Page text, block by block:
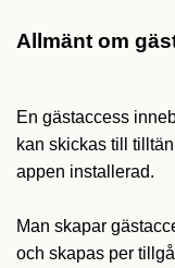
Allmänt om
En gästaccess
kan skickas till
appen installerad.
Man skapar
och skapas per